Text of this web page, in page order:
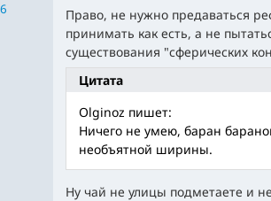
Право, не нужно предаваться
принимать как есть, а не
существования "сферических
Цитата
Olginoz пишет:
Ничего не умею, баран
необъятной ширины.
Ну чай не улицы подметаете и